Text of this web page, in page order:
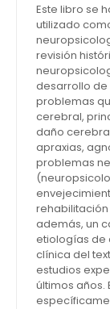
Este libro se
utilizado
revisión
desarrollo de
problemas
cerebral,
daño
apraxias,
problemas
además, un
etiologías de
clínica del
estudios
últimos años.